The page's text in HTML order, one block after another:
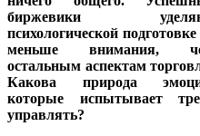
биржевики
психологической подготовке
меньше внимания,
остальным аспектам
Какова природа
которые испытывает
управлять?